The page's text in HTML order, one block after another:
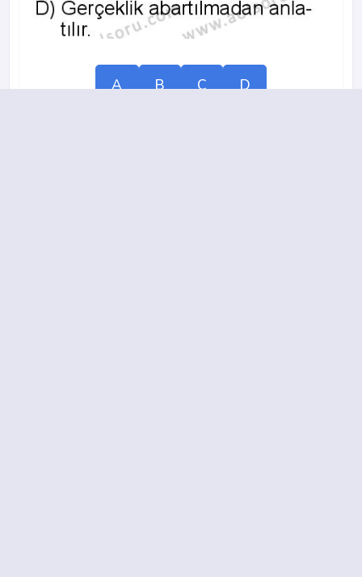
A B C D